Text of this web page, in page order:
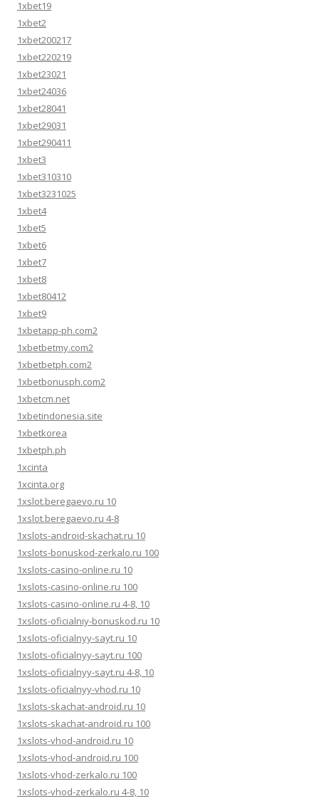
1xbet19
1xbet2
1xbet200217
1xbet220219
1xbet23021
1xbet24036
1xbet28041
1xbet29031
1xbet290411
1xbet3
1xbet310310
1xbet3231025
1xbet4
1xbet5
1xbet6
1xbet7
1xbet8
1xbet80412
1xbet9
1xbetapp-ph.com2
1xbetbetmy.com2
1xbetbetph.com2
1xbetbonusph.com2
1xbetcm.net
1xbetindonesia.site
1xbetkorea
1xbetph.ph
1xcinta
1xcinta.org
1xslot.beregaevo.ru 10
1xslot.beregaevo.ru 4-8
1xslots-android-skachat.ru 10
1xslots-bonuskod-zerkalo.ru 100
1xslots-casino-online.ru 10
1xslots-casino-online.ru 100
1xslots-casino-online.ru 4-8, 10
1xslots-oficialniy-bonuskod.ru 10
1xslots-oficialnyy-sayt.ru 10
1xslots-oficialnyy-sayt.ru 100
1xslots-oficialnyy-sayt.ru 4-8, 10
1xslots-oficialnyy-vhod.ru 10
1xslots-skachat-android.ru 10
1xslots-skachat-android.ru 100
1xslots-vhod-android.ru 10
1xslots-vhod-android.ru 100
1xslots-vhod-zerkalo.ru 100
1xslots-vhod-zerkalo.ru 4-8, 10